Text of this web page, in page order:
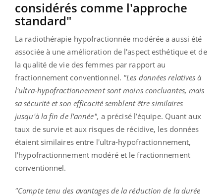
considérés comme l'approche
standard"
La radiothérapie hypofractionnée modérée a aussi été
associée à une amélioration de l'aspect esthétique et de
la qualité de vie des femmes par rapport au
fractionnement conventionnel. "Les données relatives à
l'ultra-hypofractionnement sont moins concluantes, mais
sa sécurité et son efficacité semblent être similaires
jusqu'à la fin de l'année", a précisé l’équipe. Quant aux
taux de survie et aux risques de récidive, les données
étaient similaires entre l'ultra-hypofractionnement,
l'hypofractionnement modéré et le fractionnement
conventionnel.
"Compte tenu des avantages de la réduction de la durée